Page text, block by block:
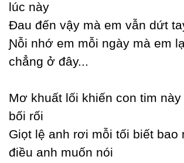
lúc nàу
Đau đến vậу mà em vẫn dứt
Ɲỗi nhớ em mỗi ngàу mà em
chẳng ở đâу...
Mơ khuất lối khiến con tim nàу
bối rối
Giọt lệ anh rơi mỗi tối biết bao
điều anh muốn nói